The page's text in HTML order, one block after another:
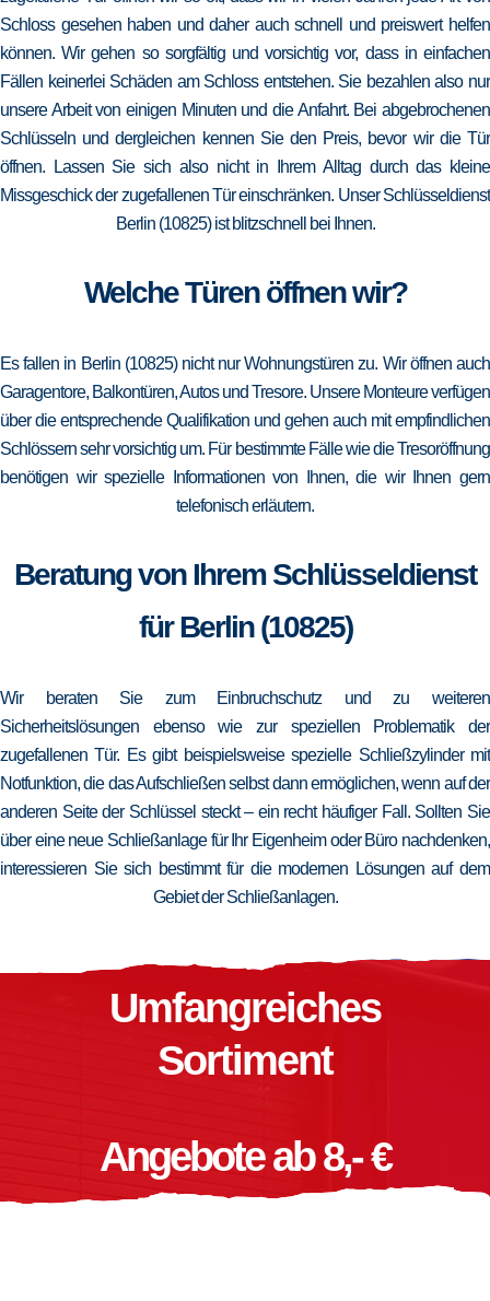
Schloss gesehen haben und daher auch schnell und preiswert helfen
können. Wir gehen so sorgfältig und vorsichtig vor, dass in einfachen
Fällen keinerlei Schäden am Schloss entstehen. Sie bezahlen also nur
unsere Arbeit von einigen Minuten und die Anfahrt. Bei abgebrochenen
Schlüsseln und dergleichen kennen Sie den Preis, bevor wir die Tür
öffnen. Lassen Sie sich also nicht in Ihrem Alltag durch das kleine
Missgeschick der zugefallenen Tür einschränken. Unser Schlüsseldienst
Berlin (10825) ist blitzschnell bei Ihnen.
Welche Türen öffnen wir?
Es fallen in Berlin (10825) nicht nur Wohnungstüren zu. Wir öffnen auch
Garagentore, Balkontüren, Autos und Tresore. Unsere Monteure verfügen
über die entsprechende Qualifikation und gehen auch mit empfindlichen
Schlössern sehr vorsichtig um. Für bestimmte Fälle wie die Tresoröffnung
benötigen wir spezielle Informationen von Ihnen, die wir Ihnen gern
telefonisch erläutern.
Beratung von Ihrem Schlüsseldienst
für Berlin (10825)
Wir beraten Sie zum Einbruchschutz und zu weiteren
Sicherheitslösungen ebenso wie zur speziellen Problematik der
zugefallenen Tür. Es gibt beispielsweise spezielle Schließzylinder mit
Notfunktion, die das Aufschließen selbst dann ermöglichen, wenn auf der
anderen Seite der Schlüssel steckt – ein recht häufiger Fall. Sollten Sie
über eine neue Schließanlage für Ihr Eigenheim oder Büro nachdenken,
interessieren Sie sich bestimmt für die modernen Lösungen auf dem
Gebiet der Schließanlagen.
Umfangreiches
Sortiment
Angebote ab 8,- €